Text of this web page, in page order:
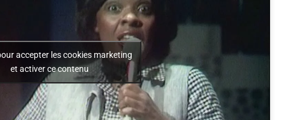
accepter les cookies marketing
et activer ce contenu